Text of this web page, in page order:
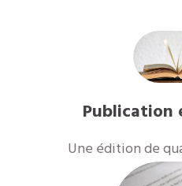
Publication
Une édition de